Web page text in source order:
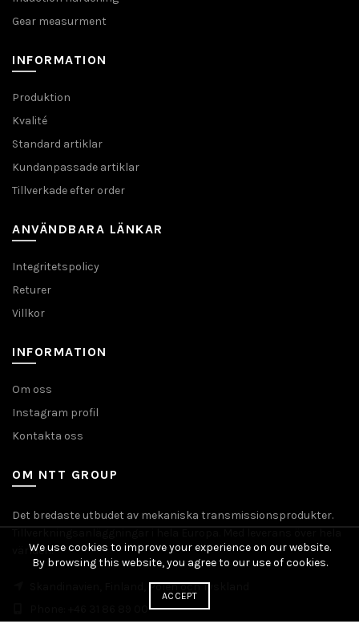
Gear measurment
INFORMATION
Produktion
Kvalité
Standard artiklar
Kundanpassade artiklar
Tillverkade efter order
ANVÄNDBARA LÄNKAR
Integritetspolicy
Returer
Villkor
INFORMATION
Om oss
Instagram profil
Kontakta oss
OM NTT GROUP
Det bredaste utbudet av mekaniska transmissionsprodukter.
världen.
Skandinavien, Finland, Polen och Tyskland
We use cookies to improve your experience on our website.
By browsing this website, you agree to our use of cookies.
ACCEPT